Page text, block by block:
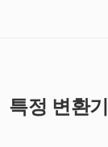
특정 변환기